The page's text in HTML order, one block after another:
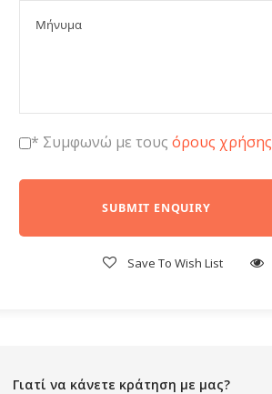
* Συμφωνώ με τους όρους χρήσης
Save To Wish List
Γιατί να κάνετε κράτηση με μας?